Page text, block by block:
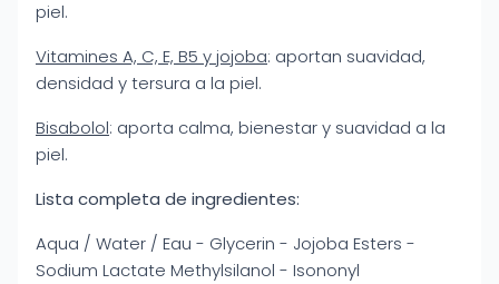
piel.
Vitamines A, C, E, B5 y jojoba: aportan suavidad,
densidad y tersura a la piel.
Bisabolol: aporta calma, bienestar y suavidad a la
piel.
Lista completa de ingredientes:
Aqua / Water / Eau - Glycerin - Jojoba Esters -
Sodium Lactate Methylsilanol - Isononyl